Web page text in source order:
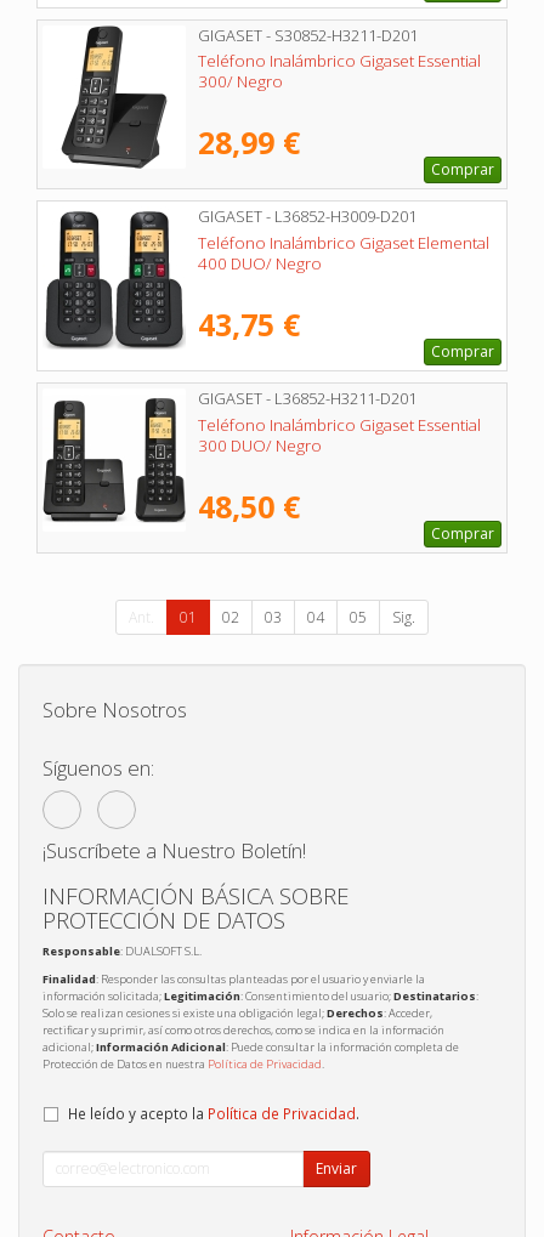
GIGASET - S30852-H3211-D201
Teléfono Inalámbrico Gigaset Essential
300/ Negro
28,99 €
Comprar
GIGASET - L36852-H3009-D201
Teléfono Inalámbrico Gigaset Elemental
400 DUO/ Negro
43,75 €
Comprar
GIGASET - L36852-H3211-D201
Teléfono Inalámbrico Gigaset Essential
300 DUO/ Negro
48,50 €
Comprar
Ant. 01 02 03 04 05 Sig.
Sobre Nosotros
Síguenos en:
¡Suscríbete a Nuestro Boletín!
INFORMACIÓN BÁSICA SOBRE
PROTECCIÓN DE DATOS
Responsable: DUALSOFT S.L.
Finalidad: Responder las consultas planteadas por el usuario y enviarle la
información solicitada;Legitimación: Consentimiento del usuario;Destinatarios:
Solo se realizan cesiones si existe una obligación legal;Derechos: Acceder,
rectificar y suprimir, así como otros derechos, como se indica en la información
adicional;Información Adicional: Puede consultar la información completa de
Protección de Datos en nuestra Política de Privacidad.
He leído y acepto la Política de Privacidad.
Enviar